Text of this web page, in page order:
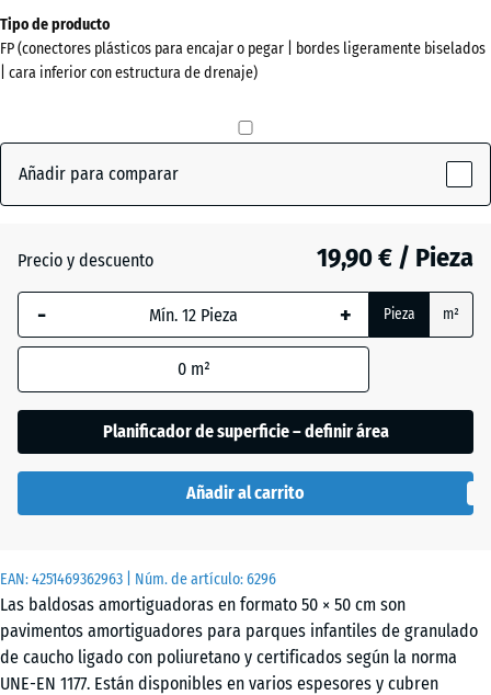
EAN:4251469362963 | Núm. de artículo:6296
Las baldosas amortiguadoras en formato 50 × 50 cm son
pavimentos amortiguadores para parques infantiles de granulado
de caucho ligado con poliuretano y certificados según la norma
UNE-EN 1177. Están disponibles en varios espesores y cubren
colores?
Mostrar
colores
grafito
+ 0,50 €
tilo
Dimensiones
para
el
x
500
La dimensión
seleccionada,
enmarcada
utiliza para
el cálculo de
necesidades
(salvo que se
producto).
50
x
50
Tipo de producto
FP (conectores plásticos para encajar o pegar | bordes ligeramente biselados
| cara inferior con estructura de drenaje)
Añadir para comparar
Precio y descuento 19,90 € / Pieza
- + Pieza m²
0 m²
Planificador de superficie – definir área
Añadir al carrito